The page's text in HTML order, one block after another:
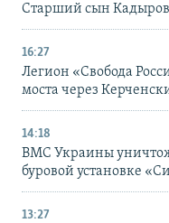
Старший сын
16:27
Легион «Свобода
моста через
14:18
ВМС Украины
буровой установке
13:27